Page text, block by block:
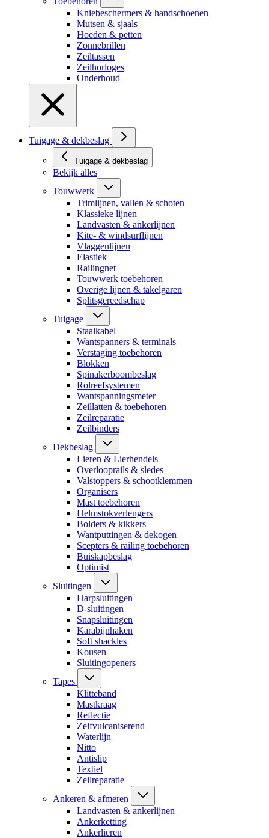
Kniebeschermers & handschoenen
Mutsen & sjaals
Hoeden & petten
Zonnebrillen
Zeiltassen
Zeilhorloges
Onderhoud
Tuigage & dekbeslag
Tuigage & dekbeslag
Bekijk alles
Touwwerk
Trimlijnen, vallen & schoten
Klassieke lijnen
Landvasten & ankerlijnen
Kite- & windsurflijnen
Vlaggenlijnen
Elastiek
Railingnet
Touwwerk toebehoren
Overige lijnen & takelgaren
Splitsgereedschap
Tuigage
Staalkabel
Wantspanners & terminals
Verstaging toebehoren
Blokken
Spinakerboombeslag
Rolreefsystemen
Wantspanningsmeter
Zeillatten & toebehoren
Zeilreparatie
Zeilbinders
Dekbeslag
Lieren & Lierhendels
Overlooprails & sledes
Valstoppers & schootklemmen
Organisers
Mast toebehoren
Helmstokverlengers
Bolders & kikkers
Wantputtingen & dekogen
Scepters & railing toebehoren
Buiskapbeslag
Optimist
Sluitingen
Harpsluitingen
D-sluitingen
Snapsluitingen
Karabijnhaken
Soft shackles
Kousen
Sluitingopeners
Tapes
Klitteband
Mastkraag
Reflectie
Zelfvulcaniserend
Waterlijn
Nitto
Antislip
Textiel
Zeilreparatie
Ankeren & afmeren
Landvasten & ankerlijnen
Ankerketting
Ankerlieren